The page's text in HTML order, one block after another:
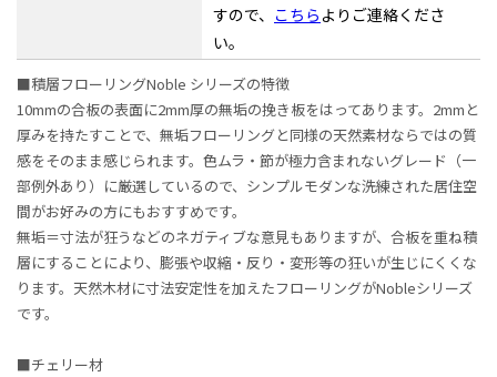
すので、 こちら よりご連絡くださ
い。
■積層フローリングNoble シリーズの特徴
10mmの合板の表面に2mm厚の無垢の挽き板をはってあります。2mmと
厚みを持たすことで、無垢フローリングと同様の天然素材ならではの質
感をそのまま感じられます。色ムラ・節が極力含まれないグレード（一
部例外あり）に厳選しているので、シンプルモダンな洗練された居住空
間がお好みの方にもおすすめです。
無垢＝寸法が狂うなどのネガティブな意見もありますが、合板を重ね積
層にすることにより、膨張や収縮・反り・変形等の狂いが生じにくくな
ります。天然木材に寸法安定性を加えたフローリングがNobleシリーズ
です。
■チェリー材